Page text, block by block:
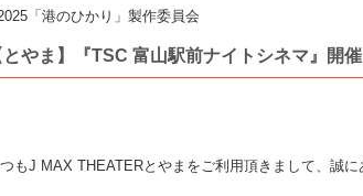
「港のひかり」製作委員会
とやま】『TSC 富山駅前ナイトシネマ』開催
もJ MAX THEATERとやまをご利用頂きまして、誠に